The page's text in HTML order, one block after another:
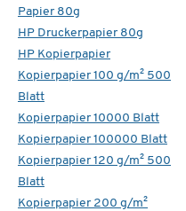
Papier 80g
HP Druckerpapier 80g
HP Kopierpapier
Kopierpapier 100 g/m² 500
Blatt
Kopierpapier 10000 Blatt
Kopierpapier 100000 Blatt
Kopierpapier 120 g/m² 500
Blatt
Kopierpapier 200 g/m²